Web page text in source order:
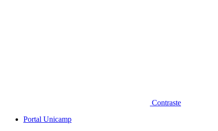
Contraste
Portal Unicamp